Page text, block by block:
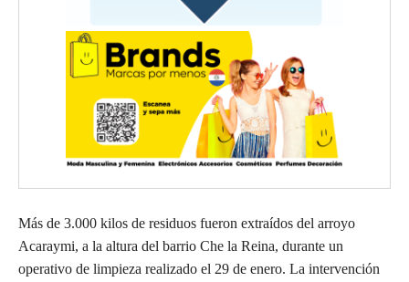
Más de 3.000 kilos de residuos fueron extraídos del arroyo
Acaraymi, a la altura del barrio Che la Reina, durante un
operativo de limpieza realizado el 29 de enero. La intervención